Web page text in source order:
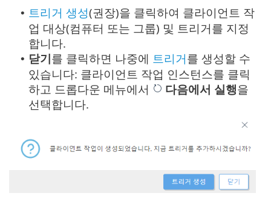
• 트리거 생성(권장)을 클릭하여 클라이언트 작
업 대상(컴퓨터 또는 그룹) 및 트리거를 지정
합니다.
• 닫기를 클릭하면 나중에 트리거를 생성할 수
있습니다: 클라이언트 작업 인스턴스를 클릭
하고 드롭다운 메뉴에서
다음에서 실행을
선택합니다.